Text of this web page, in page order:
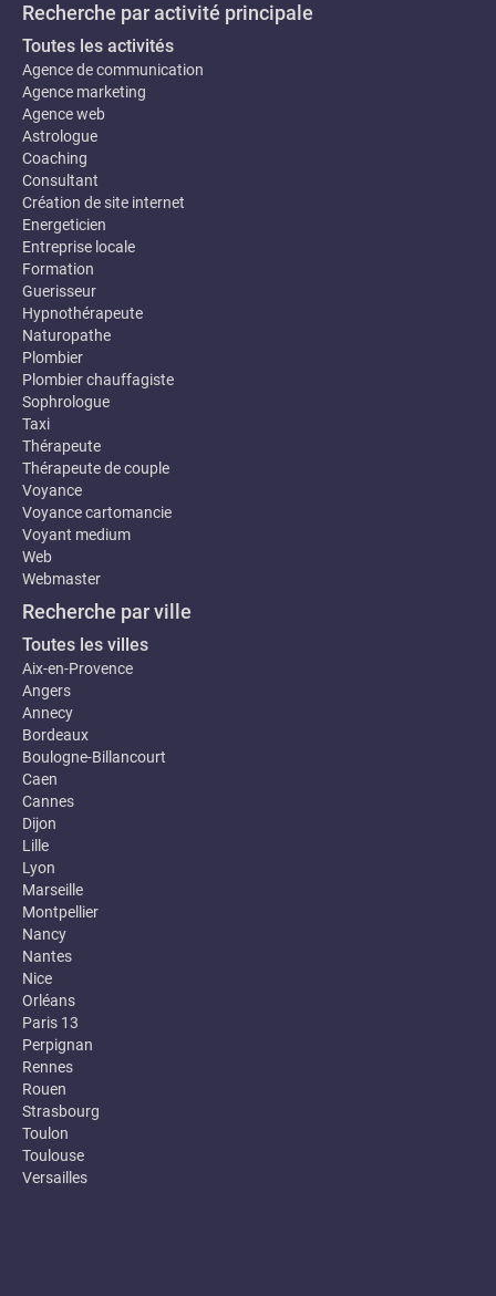
Recherche par activité principale
Toutes les activités
Agence de communication
Agence marketing
Agence web
Astrologue
Coaching
Consultant
Création de site internet
Energeticien
Entreprise locale
Formation
Guerisseur
Hypnothérapeute
Naturopathe
Plombier
Plombier chauffagiste
Sophrologue
Taxi
Thérapeute
Thérapeute de couple
Voyance
Voyance cartomancie
Voyant medium
Web
Webmaster
Recherche par ville
Toutes les villes
Aix-en-Provence
Angers
Annecy
Bordeaux
Boulogne-Billancourt
Caen
Cannes
Dijon
Lille
Lyon
Marseille
Montpellier
Nancy
Nantes
Nice
Orléans
Paris 13
Perpignan
Rennes
Rouen
Strasbourg
Toulon
Toulouse
Versailles